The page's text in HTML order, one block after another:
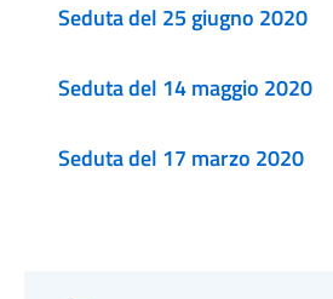
Seduta del 25 giugno 2020
Seduta del 14 maggio 2020
Seduta del 17 marzo 2020